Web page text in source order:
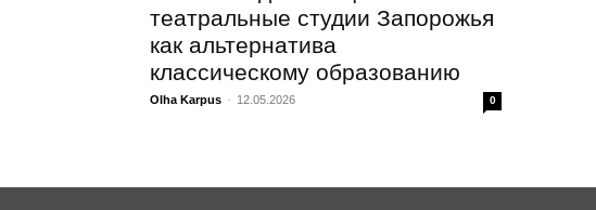
театральные студии Запорожья
как альтернатива
классическому образованию
Olha Karpus - 12.05.2026 0